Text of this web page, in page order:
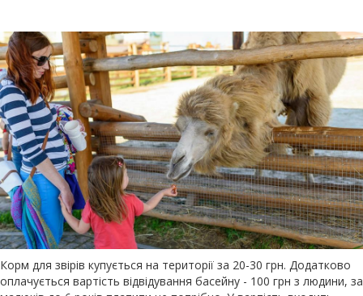
Корм для звірів купується на території за 20-30 грн. Додатково
оплачується вартість відвідування басейну - 100 грн з людини, за